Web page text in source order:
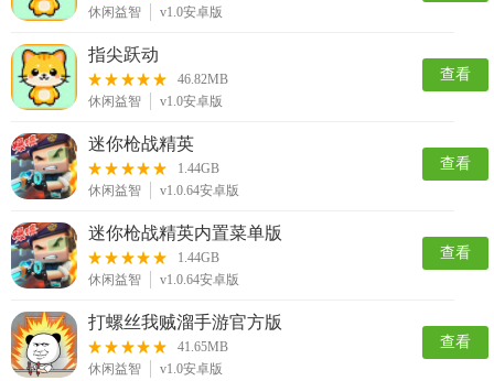
休闲益智
v1.0安卓版
指尖跃动
46.82MB
休闲益智
v1.0安卓版
查看
迷你枪战精英
1.44GB
休闲益智
v1.0.64安卓版
查看
迷你枪战精英内置菜单版
1.44GB
休闲益智
v1.0.64安卓版
查看
打螺丝我贼溜手游官方版
41.65MB
休闲益智
v1.0安卓版
查看